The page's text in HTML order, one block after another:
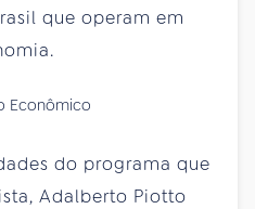
que operam em
do programa que
Adalberto Piotto